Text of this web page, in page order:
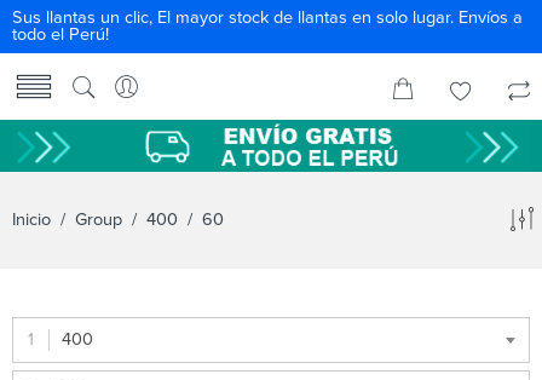
Sus llantas un clic, El mayor stock de llantas en solo lugar. Envíos a
todo el Perú!
Inicio / Group / 400 / 60
400